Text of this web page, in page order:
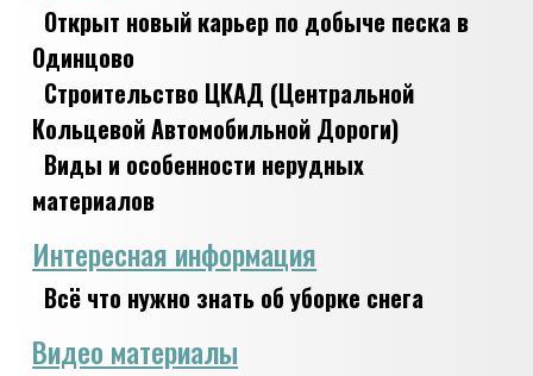
Открыт новый карьер по добыче песка в
Одинцово
Строительство ЦКАД (Центральной
Кольцевой Автомобильной Дороги)
Виды и особенности нерудных
материалов
Интересная информация
Всё что нужно знать об уборке снега
Видео материалы